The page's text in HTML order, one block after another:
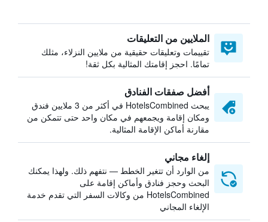
الملايين من التعليقات
تقييمات وتعليقات حقيقية من ملايين النزلاء، مثلك
تمامًا. احجز إقامتك المثالية بكل ثقة!
أفضل صفقات الفنادق
يبحث HotelsCombined في أكثر من 3 ملايين فندق
ومكان إقامة ويجمعهم في مكان واحد حتى تتمكن من
مقارنة أماكن الإقامة المثالية.
إلغاء مجاني
من الوارد أن تتغير الخطط — نتفهم ذلك. ولهذا يمكنك
البحث وحجز فنادق وأماكن إقامة على
HotelsCombined من وكالات السفر التي تقدم خدمة
الإلغاء المجاني